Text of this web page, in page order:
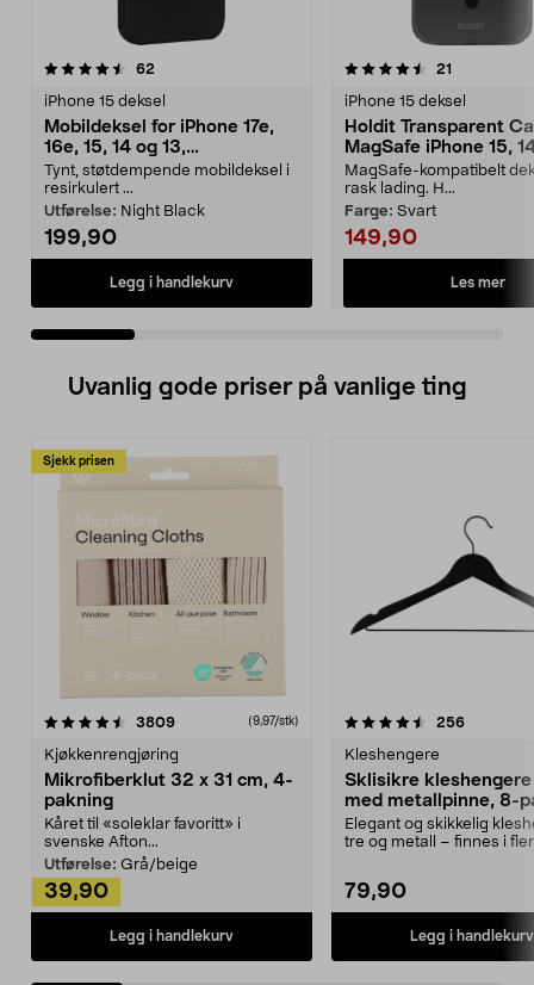
62
iPhone 15 deksel
Mobildeksel for iPhone 17e,
16e, 15, 14 og 13,
dbramante1928 Greenland
Tynt, støtdempende mobildeksel i
resirkulert ...
Utførelse: Night Black
199,90
Legg i handlekurv
4.5 av 5 stjerner 21
iPhone 15 deksel
Holdit Transparent
MagSafe iPhone 15,
mobildeksel
MagSafe-kompatibelt
rask lading. H...
Farge: Svart
149,90
Les mer
4.5 av 5 stjerner
Uvanlig gode priser på vanlige ting
Sjekk prisen
3809anmeldelser(9,97/stk)
Kjøkkenrengjøring
Mikrofiberklut 32 x 31 cm, 4-
pakning
Kåret til «soleklar favoritt» i
svenske Afton...
Utførelse: Grå/beige
39,90
Legg i handlekurv
4.5av 5 stjerner 256
Kleshengere
Sklisikre
med metallpinne, 8-
Elegant og skikkelig
tre og metall – finnes i
79,90
Legg i handlekurv
4.5av 5 stjerner